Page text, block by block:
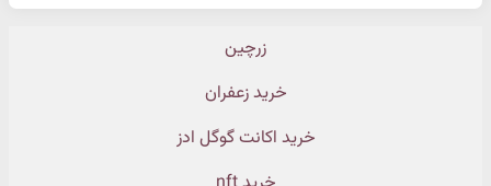
زرچین
خرید زعفران
خرید اکانت گوگل ادز